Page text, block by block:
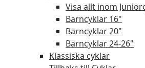
Visa allt inom
Barncyklar 16"
Barncyklar 20"
Barncyklar 24-26"
Klassiska cyklar